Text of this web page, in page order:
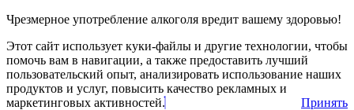
Чрезмерное употребление алкоголя вредит вашему здоровью!
Этот сайт использует куки-файлы и другие технологии, чтобы
помочь вам в навигации, а также предоставить лучший
пользовательский опыт, анализировать использование наших
продуктов и услуг, повысить качество рекламных и
маркетинговых активностей.
Принять